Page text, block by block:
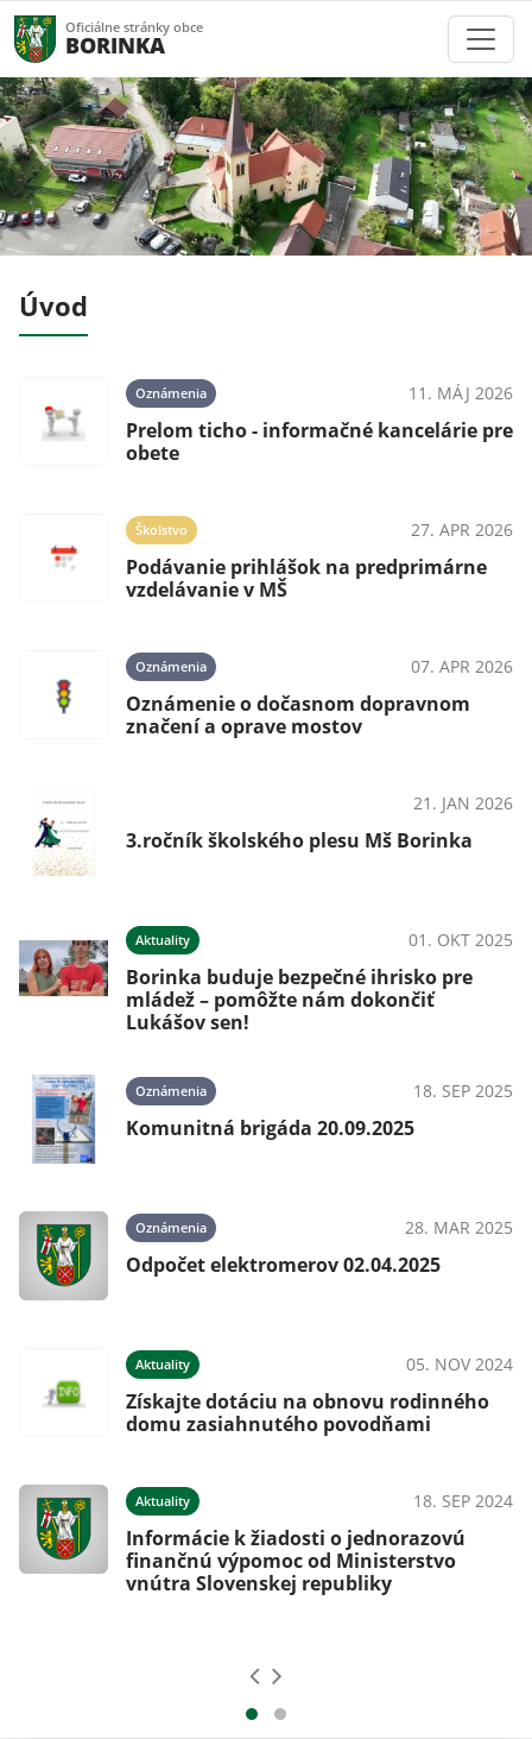
Oficiálne stránky obce
BORINKA
Úvod
Oznámenia 11. MÁJ 2026
Prelom ticho - informačné kancelárie pre
obete
Školstvo 27. APR 2026
Podávanie prihlášok na predprimárne
vzdelávanie v MŠ
Oznámenia 07. APR 2026
Oznámenie o dočasnom dopravnom
značení a oprave mostov
21. JAN 2026
3.ročník školského plesu Mš Borinka
Aktuality 01. OKT 2025
Borinka buduje bezpečné ihrisko pre
mládež – pomôžte nám dokončiť
Lukášov sen!
Oznámenia 18. SEP 2025
Komunitná brigáda 20.09.2025
Oznámenia 28. MAR 2025
Odpočet elektromerov 02.04.2025
Aktuality 05. NOV 2024
Získajte dotáciu na obnovu rodinného
domu zasiahnutého povodňami
Aktuality 18. SEP 2024
Informácie k žiadosti o jednorazovú
finančnú výpomoc od Ministerstvo
vnútra Slovenskej republiky